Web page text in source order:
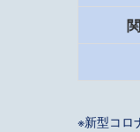
※新型コロ